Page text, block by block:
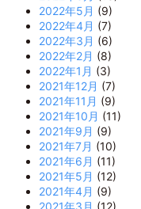
2022年5月 (9)
2022年4月 (7)
2022年3月 (6)
2022年2月 (8)
2022年1月 (3)
2021年12月 (7)
2021年11月 (9)
2021年10月 (11)
2021年9月 (9)
2021年7月 (10)
2021年6月 (11)
2021年5月 (12)
2021年4月 (9)
2021年3月 (12)